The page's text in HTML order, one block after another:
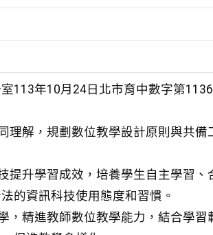
113年10月24日北市育中數字第
理解，規劃數位教學設計原則與共
提升學習成效，培養學生自主學習
的資訊科技使用態度和習慣。
，精進教師數位教學能力，結合學